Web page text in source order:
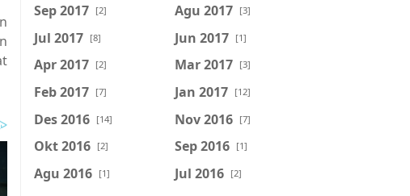
Sep 2017 [2] Agu 2017 [3]
Jul 2017 [8] Jun 2017 [1]
Apr 2017 [2] Mar 2017 [3]
Feb 2017 [7] Jan 2017 [12]
Des 2016 [14] Nov 2016 [7]
Okt 2016 [2] Sep 2016 [1]
Agu 2016 [1] Jul 2016 [2]